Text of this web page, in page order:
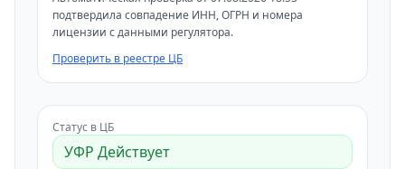
подтвердила совпадение ИНН, ОГРН и номера
лицензии с данными регулятора.
Проверить в реестре ЦБ
Статус в ЦБ
УФР Действует